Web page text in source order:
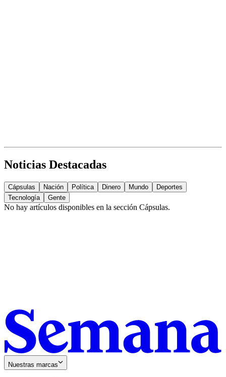
Noticias Destacadas
Cápsulas Nación Política Dinero Mundo
Deportes
Tecnología
Gente
No hay artículos disponibles en la sección Cápsulas.
Nuestras marcas